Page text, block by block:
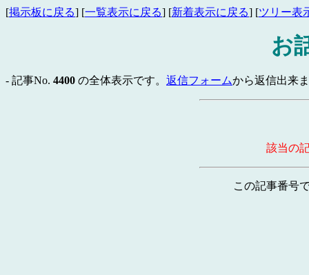
[掲示板に戻る] [一覧表示に戻る] [新着表示に戻る] [ツリー表
お
- 記事No. 4400 の全体表示です。 返信フォームから返信出来
該当の
この記事番号